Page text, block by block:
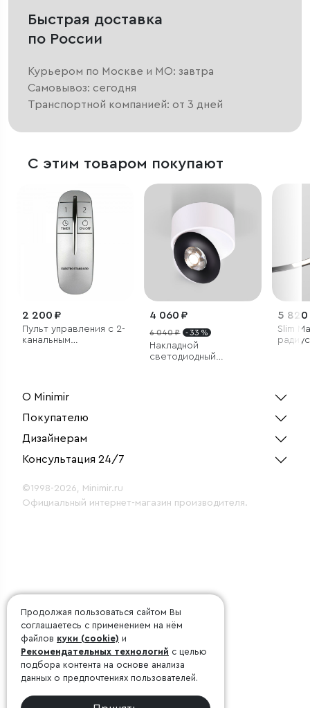
Быстрая доставка
по России
Курьером по Москве и МО: завтра
Самовывоз: сегодня
Транспортной компанией: от 3 дней
С этим товаром покупают
2 200 ₽
Пульт управления с 2-
канальным
4 060 ₽
6 040 ₽ - 33 %
Накладной
светодиодный
5 820
Slim
О Minimir
Покупателю
Дизайнерам
Консультация 24/7
©1998-2026, Minimir.ru
Официальный интернет-магазин производителя.
Продолжая пользоваться сайтом Вы
соглашаетесь с применением на нём
файлов куки (cookie) и
Рекомендательных технологий с целью
подбора контента на основе анализа
данных о предпочтениях пользователей.